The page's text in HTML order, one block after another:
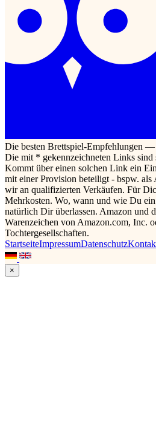
Die besten Brettspiel-Empfehlungen
Die mit * gekennzeichneten Links
Kommt über einen solchen Link ein
mit einer Provision beteiligt - bspw. als
wir an qualifizierten Verkäufen. Für
Mehrkosten. Wo, wann und wie Du
natürlich Dir überlassen. Amazon und
Warenzeichen von Amazon.com, Inc.
Tochtergesellschaften.
StartseiteImpressumDatenschutz
×